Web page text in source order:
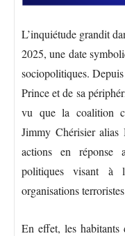
L’inquiétude grandit
2025, une date
sociopolitiques.
Prince et de sa
vu que la coalition
Jimmy Chérisier alias
actions en réponse
politiques visant
organisations
En effet, les